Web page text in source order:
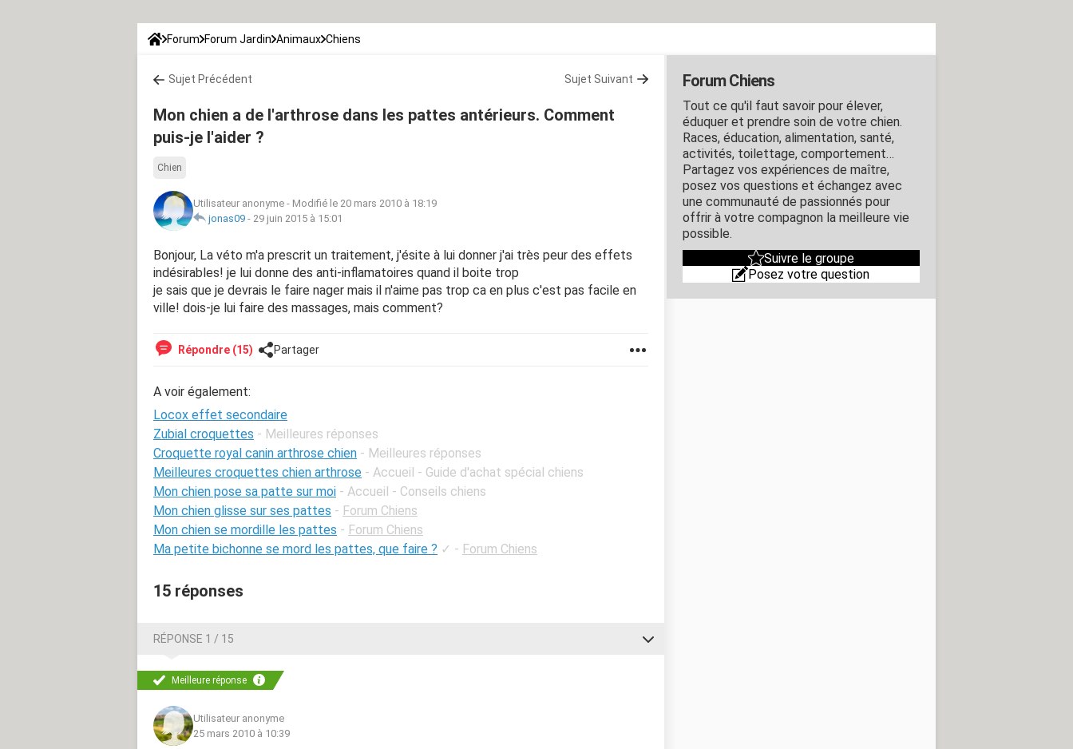
Forum Forum Jardin Animaux Chiens
Sujet Précédent Sujet Suivant
Mon chien a de l'arthrose dans les pattes antérieurs. Comment
puis-je l'aider ?
Chien
Utilisateur anonyme - Modifié le 20 mars 2010 à 18:19
jonas09 - 29 juin 2015 à 15:01
Bonjour, La véto m'a prescrit un traitement, j'ésite à lui donner j'ai très peur des effets
indésirables! je lui donne des anti-inflamatoires quand il boite trop
je sais que je devrais le faire nager mais il n'aime pas trop ca en plus c'est pas facile en
ville! dois-je lui faire des massages, mais comment?
Répondre (15) Partager
A voir également:
Locox effet secondaire
Zubial croquettes - Meilleures réponses
Croquette royal canin arthrose chien - Meilleures réponses
Meilleures croquettes chien arthrose - Accueil - Guide d'achat spécial chiens
Mon chien pose sa patte sur moi - Accueil - Conseils chiens
Mon chien glisse sur ses pattes - Forum Chiens
Mon chien se mordille les pattes - Forum Chiens
Ma petite bichonne se mord les pattes, que faire ? ✓ - Forum Chiens
15 réponses
RÉPONSE 1 / 15
Meilleure réponse
Utilisateur anonyme
25 mars 2010 à 10:39
Forum Chiens
Tout ce qu'il faut savoir pour élever,
éduquer et prendre soin de votre chien.
Races, éducation, alimentation, santé,
activités, toilettage, comportement…
Partagez vos expériences de maître,
posez vos questions et échangez avec
une communauté de passionnés pour
offrir à votre compagnon la meilleure vie
possible.
Suivre le groupe
Posez votre question